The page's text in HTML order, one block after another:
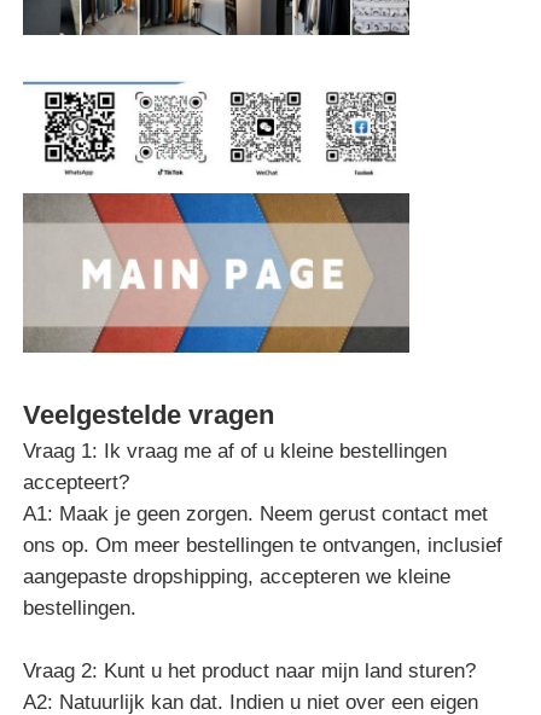
Veelgestelde vragen
Vraag 1: Ik vraag me af of u kleine bestellingen
accepteert?
A1: Maak je geen zorgen. Neem gerust contact met
ons op. Om meer bestellingen te ontvangen, inclusief
aangepaste dropshipping, accepteren we kleine
bestellingen.
Vraag 2: Kunt u het product naar mijn land sturen?
A2: Natuurlijk kan dat. Indien u niet over een eigen